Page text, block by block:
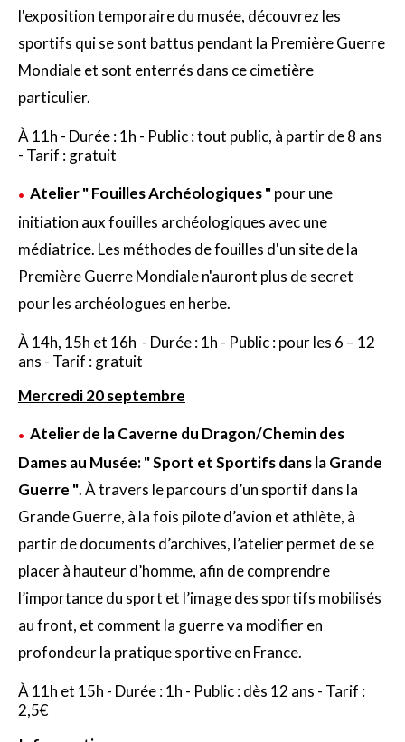
l'exposition temporaire du musée, découvrez les
sportifs qui se sont battus pendant la Première Guerre
Mondiale et sont enterrés dans ce cimetière
particulier.
À 11h - Durée : 1h - Public : tout public, à partir de 8 ans
- Tarif : gratuit
Atelier " Fouilles Archéologiques "pour une
initiation aux fouilles archéologiques avec une
médiatrice. Les méthodes de fouilles d'un site de la
Première Guerre Mondiale n'auront plus de secret
pour les archéologues en herbe.
À 14h, 15h et 16h - Durée : 1h - Public : pour les 6 – 12
ans - Tarif : gratuit
Mercredi 20 septembre
Atelier de la Caverne du Dragon/Chemin des
Dames au Musée: " Sport et Sportifs dans la Grande
Guerre ". À travers le parcours d’un sportif dans la
Grande Guerre, à la fois pilote d’avion et athlète, à
partir de documents d’archives, l’atelier permet de se
placer à hauteur d’homme, afin de comprendre
l’importance du sport et l’image des sportifs mobilisés
au front, et comment la guerre va modifier en
profondeur la pratique sportive en France.
À 11h et 15h - Durée : 1h - Public : dès 12 ans - Tarif :
2,5€